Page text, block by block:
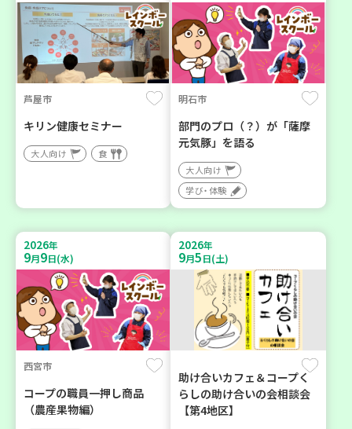
芦屋市
キリン健康セミナー
大人向け 食
明石市
部門のプロ（？）が「薩摩
元気豚」を語る
大人向け
学び・体験
2026年
9月9日(水)
西宮市
コープの職員一押し商品
（農産果物編）
2026年
9月5日(土)
助け合いカフェ＆コープく
らしの助け合いの会相談会
【第4地区】